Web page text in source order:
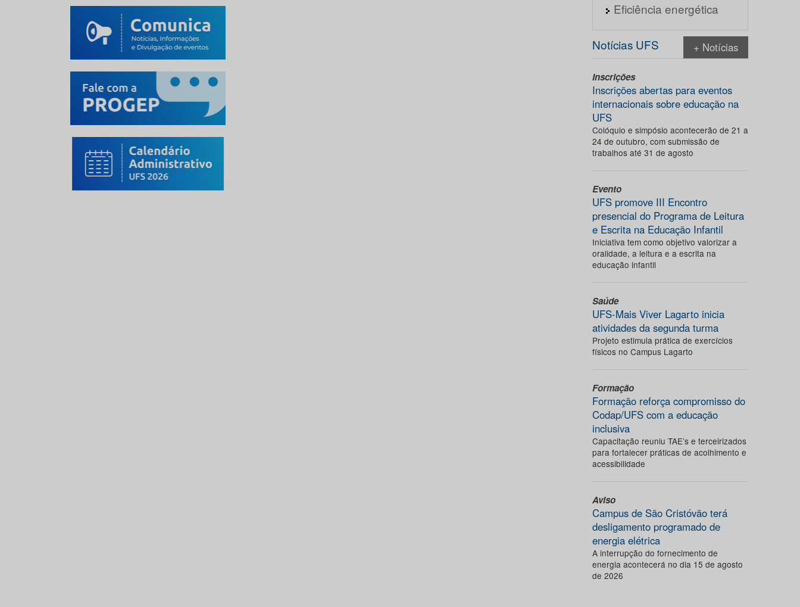
Eficiência energética
Notícias UFS + Notícias
Inscrições
Inscrições abertas para eventos
internacionais sobre educação na
UFS
Colóquio e simpósio acontecerão de 21 a
24 de outubro, com submissão de
trabalhos até 31 de agosto
Evento
UFS promove III Encontro
presencial do Programa de Leitura
e Escrita na Educação Infantil
Iniciativa tem como objetivo valorizar a
oralidade, a leitura e a escrita na
educação infantil
Saúde
UFS-Mais Viver Lagarto inicia
atividades da segunda turma
Projeto estimula prática de exercícios
físicos no Campus Lagarto
Formação
Formação reforça compromisso do
Codap/UFS com a educação
inclusiva
Capacitação reuniu TAE’s e terceirizados
para fortalecer práticas de acolhimento e
acessibilidade
Aviso
Campus de São Cristóvão terá
desligamento programado de
energia elétrica
A interrupção do fornecimento de
energia acontecerá no dia 15 de agosto
de 2026